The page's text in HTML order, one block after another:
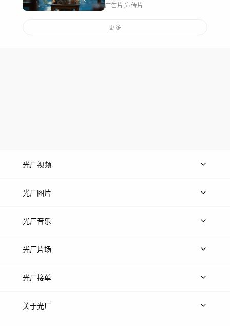
广告片,宣传片
更多
光厂视频
上传视频
光厂图片
上传图片
光厂音乐
热门音乐
光厂片场
上传案例
光厂接单
上架服务
关于光厂